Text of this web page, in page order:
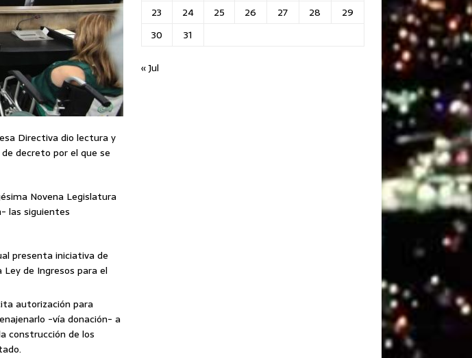
Directiva dio lectura y
decreto por el que se
Novena Legislatura
las siguientes
presenta iniciativa de
de Ingresos para el
autorización para
-vía donación- a
construcción de los
23
24 25 26 27 28
29
30
31
« Jul